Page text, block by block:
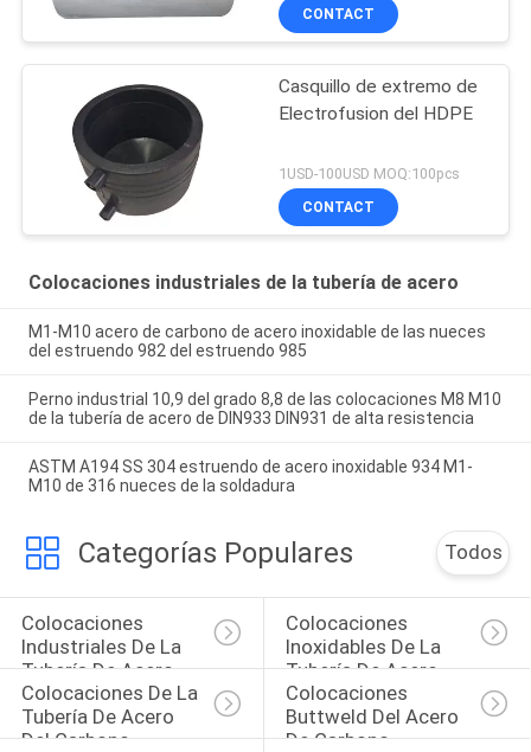
CONTACT
Casquillo de extremo de
Electrofusion del HDPE
1USD-100USD MOQ:100pcs
CONTACT
Colocaciones industriales de la tubería de acero
M1-M10 acero de carbono de acero inoxidable de las nueces
del estruendo 982 del estruendo 985
Perno industrial 10,9 del grado 8,8 de las colocaciones M8 M10
de la tubería de acero de DIN933 DIN931 de alta resistencia
ASTM A194 SS 304 estruendo de acero inoxidable 934 M1-
M10 de 316 nueces de la soldadura
Categorías Populares Todos
Colocaciones
Industriales De La
Tubería De Acero
Colocaciones
Inoxidables De La
Tubería De Acero
Colocaciones De La
Tubería De Acero
Del Carbono
Colocaciones
Buttweld Del Acero
De Carbono